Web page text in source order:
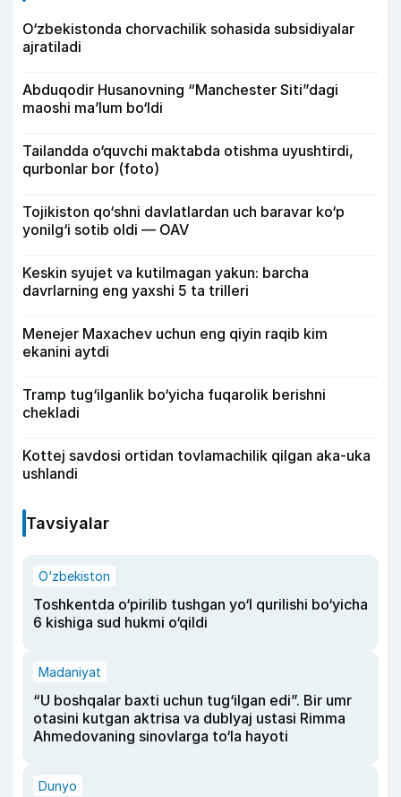
O‘zbekistonda chorvachilik sohasida subsidiyalar
ajratiladi
Abduqodir Husanovning “Manchester Siti”dagi
maoshi ma’lum bo‘ldi
Tailandda o‘quvchi maktabda otishma uyushtirdi,
qurbonlar bor (foto)
Tojikiston qo‘shni davlatlardan uch baravar ko‘p
yonilg‘i sotib oldi — OAV
Keskin syujet va kutilmagan yakun: barcha
davrlarning eng yaxshi 5 ta trilleri
Menejer Maxachev uchun eng qiyin raqib kim
ekanini aytdi
Tramp tug‘ilganlik bo‘yicha fuqarolik berishni
chekladi
Kottej savdosi ortidan tovlamachilik qilgan aka-uka
ushlandi
Tavsiyalar
O‘zbekiston
Toshkentda o‘pirilib tushgan yo‘l qurilishi bo‘yicha
6 kishiga sud hukmi o‘qildi
Madaniyat
“U boshqalar baxti uchun tug‘ilgan edi”. Bir umr
otasini kutgan aktrisa va dublyaj ustasi Rimma
Ahmedovaning sinovlarga to‘la hayoti
Dunyo